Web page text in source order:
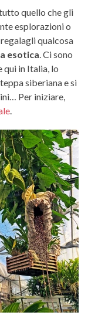
quello che gli
esplorazioni o
qualcosa
esotica . Ci sono
qui in Italia, lo
siberiana e si
Per iniziare,